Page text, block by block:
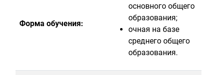
Форма обучения:
основного общего
образования;
очная на базе
среднего общего
образования.